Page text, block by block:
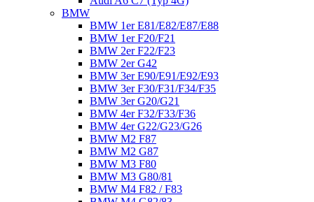
BMW
BMW 1er E81/E82/E87/E88
BMW 1er F20/F21
BMW 2er F22/F23
BMW 2er G42
BMW 3er E90/E91/E92/E93
BMW 3er F30/F31/F34/F35
BMW 3er G20/G21
BMW 4er F32/F33/F36
BMW 4er G22/G23/G26
BMW M2 F87
BMW M2 G87
BMW M3 F80
BMW M3 G80/81
BMW M4 F82 / F83